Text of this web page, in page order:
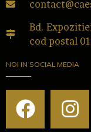
Bd.
cod postal
NOI IN SOCIAL MEDIA